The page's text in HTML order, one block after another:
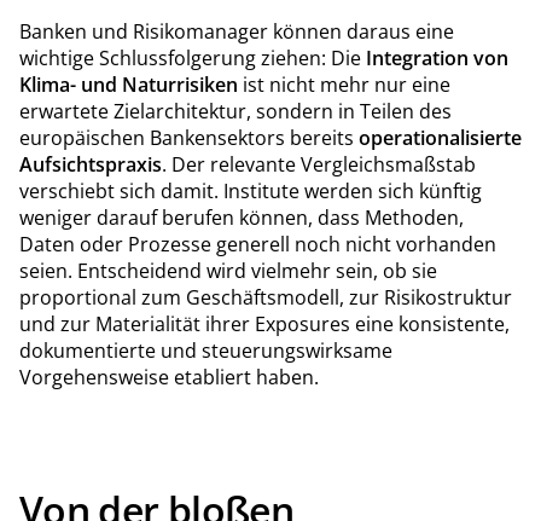
Banken und Risikomanager können daraus eine
wichtige Schlussfolgerung ziehen: Die Integration von
Klima- und Naturrisiken ist nicht mehr nur eine
erwartete Zielarchitektur, sondern in Teilen des
europäischen Bankensektors bereits operationalisierte
Aufsichtspraxis. Der relevante Vergleichsmaßstab
verschiebt sich damit. Institute werden sich künftig
weniger darauf berufen können, dass Methoden,
Daten oder Prozesse generell noch nicht vorhanden
seien. Entscheidend wird vielmehr sein, ob sie
proportional zum Geschäftsmodell, zur Risikostruktur
und zur Materialität ihrer Exposures eine konsistente,
dokumentierte und steuerungswirksame
Vorgehensweise etabliert haben.
Von der bloßen